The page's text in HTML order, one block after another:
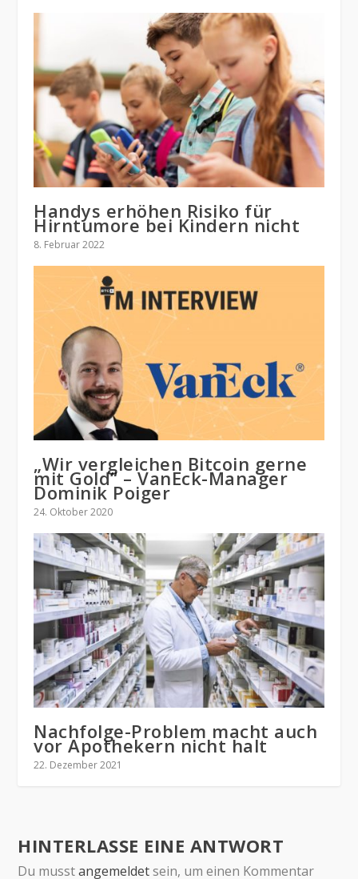
Handys erhöhen Risiko für
Hirntumore bei Kindern nicht
8. Februar 2022
„Wir vergleichen Bitcoin gerne
mit Gold“ – VanEck-Manager
Dominik Poiger
24. Oktober 2020
Nachfolge-Problem macht auch
vor Apothekern nicht halt
22. Dezember 2021
HINTERLASSE EINE ANTWORT
Du musstangemeldetsein, um einen Kommentar